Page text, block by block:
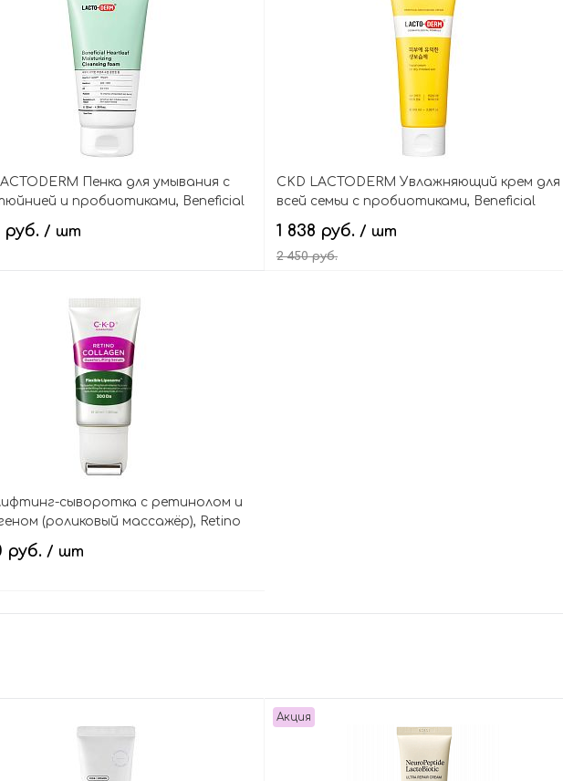
Пенка для умывания с
и пробиотиками, Beneficial
Moisturizing Cleansing Foam
руб. / шт
В корзину
CKD LACTODERM Увлажняющий крем для
всей семьи с пробиотиками, Beneficial
Moisturizing Cream
1 838 руб. / шт
2 450 руб.
сыворотка с ретинолом и
(роликовый массажёр), Retino
Guasha Lifting Serum
руб. / шт
Акция